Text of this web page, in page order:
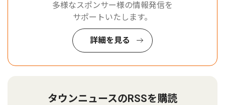
多様なスポンサー様の情報発信を
サポートいたします。
詳細を見る
タウンニュースのRSSを購読